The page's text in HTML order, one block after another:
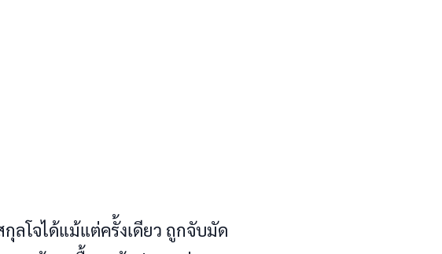
俸​倴倄倹​倱們倹倱倅倸​俴倓倡倹俷​倰倄倥倒倗​ ​倆倩俱​俸倡倊​們倡倄​